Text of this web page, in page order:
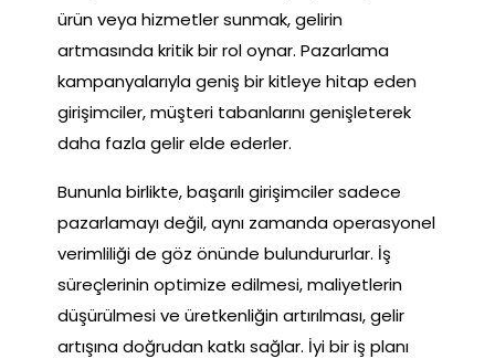
ürün veya hizmetler sunmak, gelirin
artmasında kritik bir rol oynar. Pazarlama
kampanyalarıyla geniş bir kitleye hitap eden
girişimciler, müşteri tabanlarını genişleterek
daha fazla gelir elde ederler.
Bununla birlikte, başarılı girişimciler sadece
pazarlamayı değil, aynı zamanda operasyonel
verimliliği de göz önünde bulundururlar. İş
süreçlerinin optimize edilmesi, maliyetlerin
düşürülmesi ve üretkenliğin artırılması, gelir
artışına doğrudan katkı sağlar. İyi bir iş planı